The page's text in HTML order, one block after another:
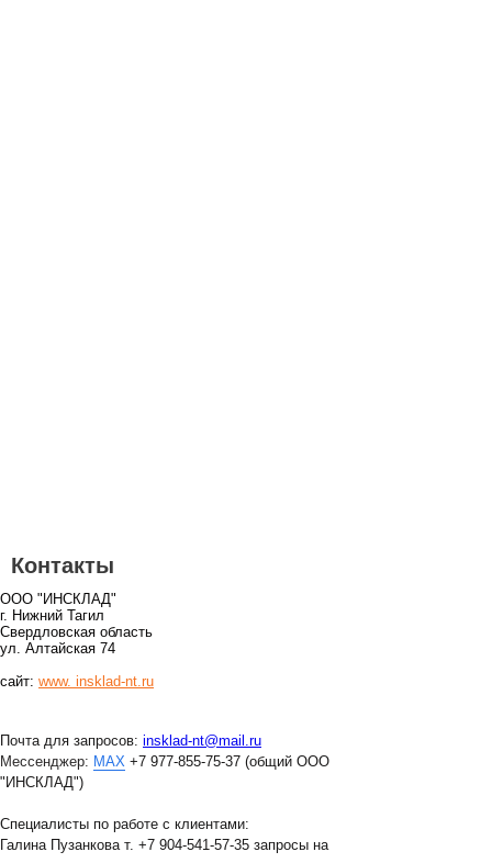
Контакты
ООО "ИНСКЛАД"
г. Нижний Тагил
Свердловская область
ул. Алтайская 74
сайт: www. insklad-nt.ru
Почта для запросов: insklad-nt@mail.ru
Мессенджер: MAX +7 977-855-75-37 (общий ООО
"ИНСКЛАД")
Специалисты по работе с клиентами:
Галина Пузанкова т. +7 904-541-57-35 запросы на